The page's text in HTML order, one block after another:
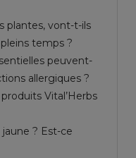
plantes, vont-t-ils
temps ?
peuvent-
allergiques ?
Vital’Herbs
? Est-ce